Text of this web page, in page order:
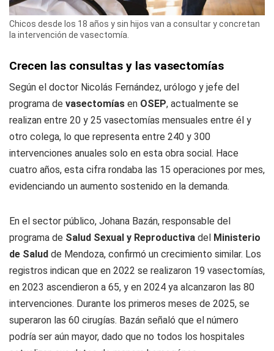
Chicos desde los 18 años y sin hijos van a consultar y concretan
la intervención de vasectomía.
Crecen las consultas y las vasectomías
Según el doctor Nicolás Fernández, urólogo y jefe del
programa de vasectomías en OSEP, actualmente se
realizan entre 20 y 25 vasectomías mensuales entre él y
otro colega, lo que representa entre 240 y 300
intervenciones anuales solo en esta obra social. Hace
cuatro años, esta cifra rondaba las 15 operaciones por mes,
evidenciando un aumento sostenido en la demanda.
En el sector público, Johana Bazán, responsable del
programa de Salud Sexual y Reproductiva del
Ministerio
de Salud de Mendoza, confirmó un crecimiento similar. Los
registros indican que en 2022 se realizaron 19 vasectomías,
en 2023 ascendieron a 65, y en 2024 ya alcanzaron las 80
intervenciones. Durante los primeros meses de 2025, se
superaron las 60 cirugías. Bazán señaló que el número
podría ser aún mayor, dado que no todos los hospitales